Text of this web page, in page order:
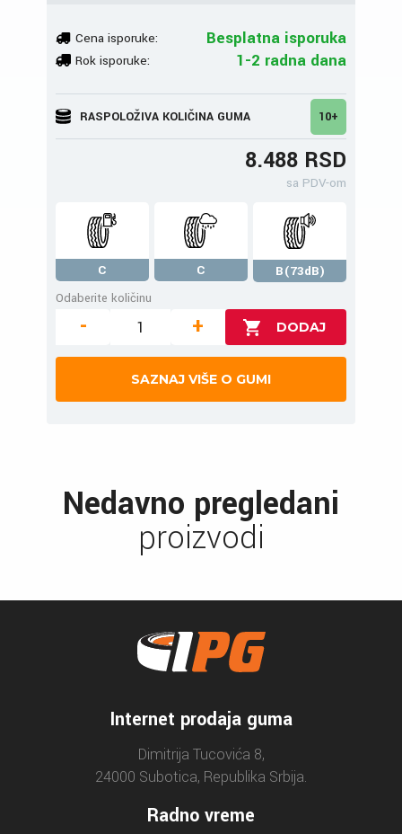
Cena isporuke: Besplatna isporuka
Rok isporuke: 1-2 radna dana
RASPOLOŽIVA KOLIČINA GUMA 10+
8.488 RSD
sa PDV-om
C C
B(73dB)
Odaberite količinu
- +
SAZNAJ VIŠE O GUMI
Nedavno pregledani
proizvodi
Internet prodaja guma
Dimitrija Tucovića 8,
24000 Subotica, Republika Srbija.
Radno vreme